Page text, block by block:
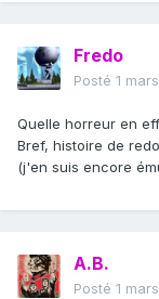
Fredo
Posté 1
Quelle horreur en
Bref, histoire de
(j'en suis encore
A.B.
Posté 1